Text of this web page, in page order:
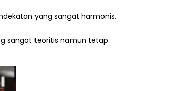
yang sangat harmonis.
sangat teoritis namun tetap